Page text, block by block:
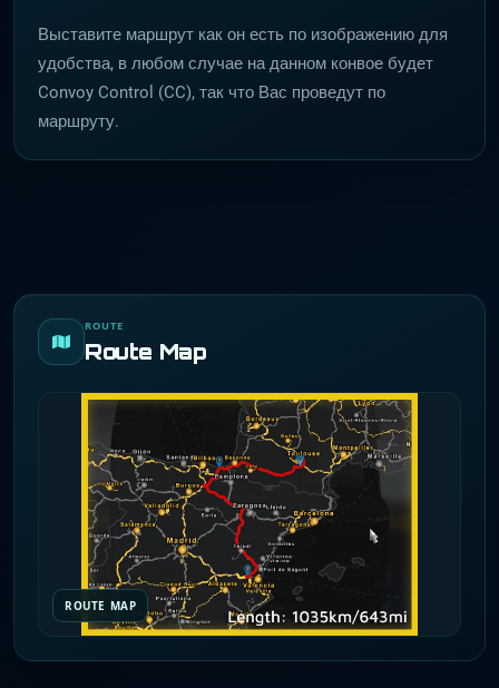
Выставите маршрут как он есть по изображению для
удобства, в любом случае на данном конвое будет
Convoy Control (CC), так что Вас проведут по
маршруту.
ROUTE
Route Map
ROUTE MAP